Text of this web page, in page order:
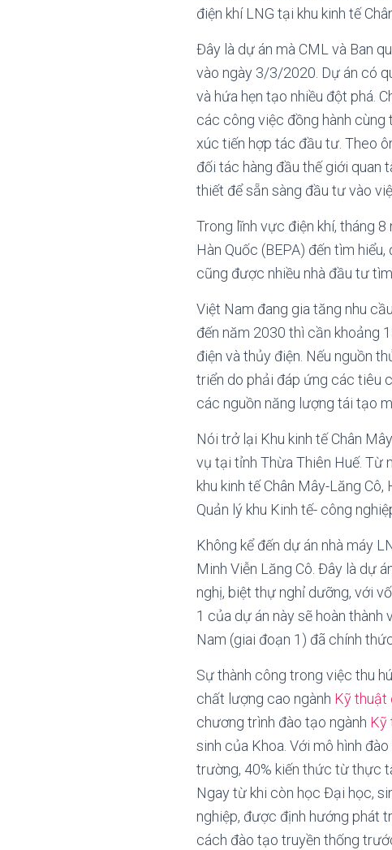
điện khí LNG tại khu kinh tế
Đây là dự án mà CML và Ban
vào ngày 3/3/2020. Dự án có
và hứa hẹn tạo nhiều đột phá.
các công việc đồng hành cùng
xúc tiến hợp tác đầu tư. Theo
đối tác hàng đầu thế giới quan
thiết để sẵn sàng đầu tư vào
Trong lĩnh vực điện khí, tháng
Hàn Quốc (BEPA) đến tìm
cũng được nhiều nhà đầu tư
Việt Nam đang gia tăng nhu
đến năm 2030 thì cần khoảng
điện và thủy điện. Nếu nguồn
triển do phải đáp ứng các tiêu
các nguồn năng lượng tái tạo
Nói trở lại Khu kinh tế Chân
vụ tại tỉnh Thừa Thiên Huế. Từ
khu kinh tế Chân Mây-Lăng
Quản lý khu Kinh tế- công
Không kể đến dự án nhà máy
Minh Viễn Lăng Cô. Đây là dự
nghị, biệt thự nghỉ dưỡng, với
1 của dự án này sẽ hoàn
Nam (giai đoạn 1) đã chính
Sự thành công trong việc thu
chất lượng cao ngành Kỹ thuật
chương trình đào tạo ngành Kỹ
sinh của Khoa. Với mô hình
trường, 40% kiến thức từ thực
Ngay từ khi còn học Đại học,
nghiệp, được định hướng phát
cách đào tạo truyền thống